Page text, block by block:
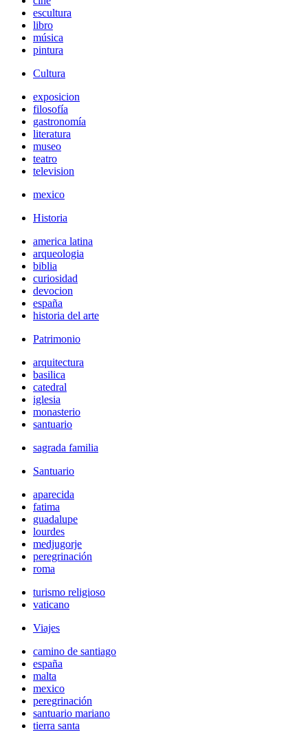
escultura
libro
música
pintura
Cultura
exposicion
filosofía
gastronomía
literatura
museo
teatro
television
mexico
Historia
america latina
arqueologia
biblia
curiosidad
devocion
españa
historia del arte
Patrimonio
arquitectura
basilica
catedral
iglesia
monasterio
santuario
sagrada familia
Santuario
aparecida
fatima
guadalupe
lourdes
medjugorje
peregrinación
roma
turismo religioso
vaticano
Viajes
camino de santiago
españa
malta
mexico
peregrinación
santuario mariano
tierra santa